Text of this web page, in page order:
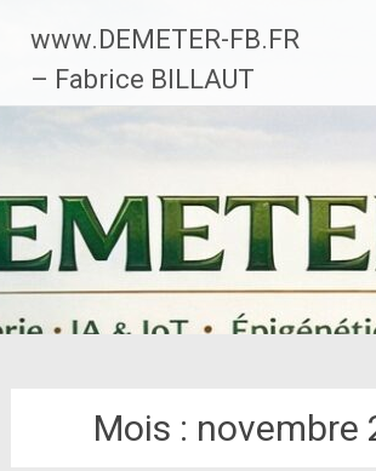
contenu
principal
www.DEMETER-FB.FR
– Fabrice BILLAUT
Mois : novembre